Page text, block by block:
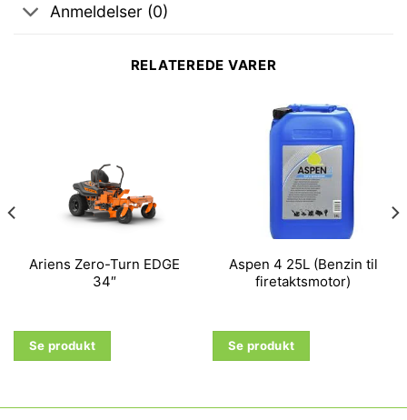
Anmeldelser (0)
RELATEREDE VARER
Ariens Zero-Turn EDGE
34″
Se produkt
Aspen 4 25L (Benzin til
firetaktsmotor)
Se produkt